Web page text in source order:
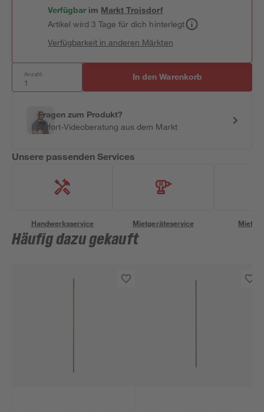
Verfügbar im MarktTroisdorf
Artikel wird 3 Tage für dich hinterlegt
Verfügbarkeit in anderen Märkten
Anzahl: In den Warenkorb
Fragen zum Produkt?
Sofort-Videoberatung aus dem Markt
Unsere passenden Services
Handwerksservice Mietgeräteservice
Häufig dazu gekauft